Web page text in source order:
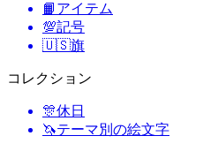
📙 アイテム
💯記号
🇺🇸旗
コレクション
🎊休日
🦄テーマ別の絵文字